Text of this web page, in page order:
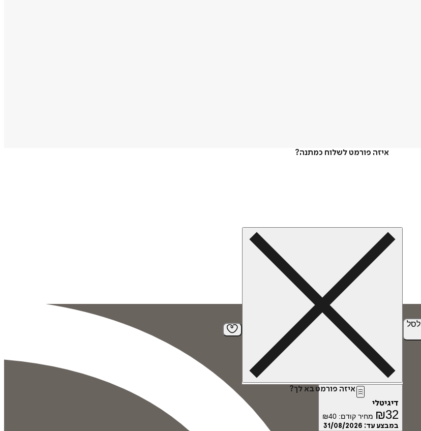
איזה פורמט לשלוח כמתנה?
לסל
איזה פורמט בא לך?
דיגיטלי
₪32 מחיר קודם: ₪40
במבצע עד: 31/08/2026